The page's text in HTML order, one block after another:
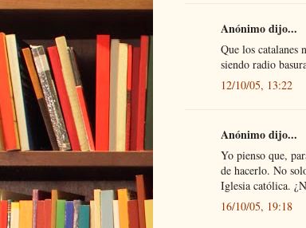
Anónimo dijo...
Que los catalanes
siendo radio
12/10/05, 13:22
Anónimo dijo...
Yo pienso que,
de hacerlo. No
Iglesia católica.
16/10/05, 19:18